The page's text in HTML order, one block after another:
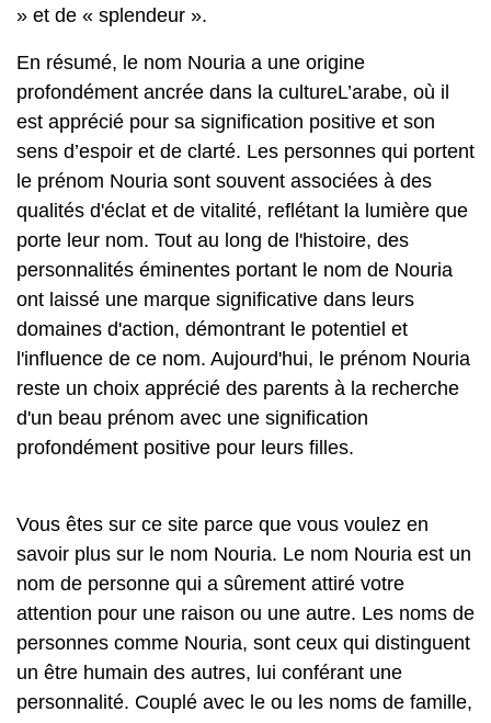
» et de « splendeur ».
En résumé, le nom Nouria a une origine
profondément ancrée dans la cultureL’arabe, où il
est apprécié pour sa signification positive et son
sens d’espoir et de clarté. Les personnes qui portent
le prénom Nouria sont souvent associées à des
qualités d'éclat et de vitalité, reflétant la lumière que
porte leur nom. Tout au long de l'histoire, des
personnalités éminentes portant le nom de Nouria
ont laissé une marque significative dans leurs
domaines d'action, démontrant le potentiel et
l'influence de ce nom. Aujourd'hui, le prénom Nouria
reste un choix apprécié des parents à la recherche
d'un beau prénom avec une signification
profondément positive pour leurs filles.
Vous êtes sur ce site parce que vous voulez en
savoir plus sur le nom Nouria. Le nom Nouria est un
nom de personne qui a sûrement attiré votre
attention pour une raison ou une autre. Les noms de
personnes comme Nouria, sont ceux qui distinguent
un être humain des autres, lui conférant une
personnalité. Couplé avec le ou les noms de famille,